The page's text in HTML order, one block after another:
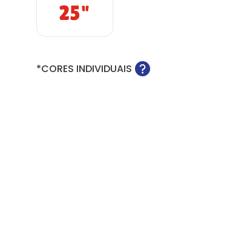
25"
*CORES INDIVIDUAIS